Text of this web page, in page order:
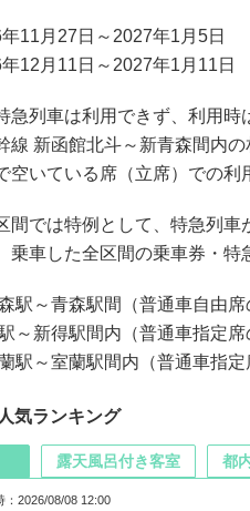
11月27日～2027年1月5日
12月11日～2027年1月11日
列車は利用できず、利用時
線 新函館北斗～新青森間内
空いている席（立席）での利
では特例として、特急列車
乗車した全区間の乗車券・特
駅～青森駅間（普通車自由席
～新得駅間内（普通車指定席
駅～室蘭駅間内（普通車指定
気ランキング
：2026/08/08 12:00
露天風呂付き客室 都